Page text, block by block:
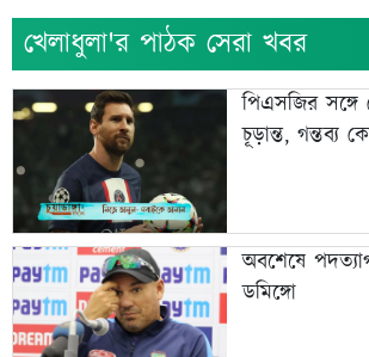
খেলাধুলা'র পাঠক সেরা খবর
পিএসজির সঙ্গে
চূড়ান্ত, গন্তব্য
অবশেষে
ডমিঙ্গো